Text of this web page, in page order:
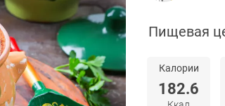
Пищевая
Калории
182.6